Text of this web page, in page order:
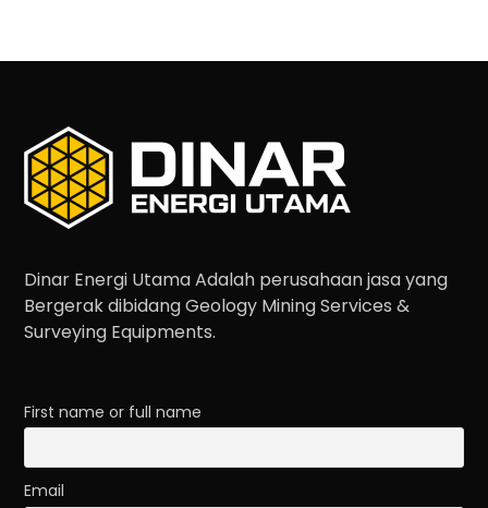
Dinar Energi Utama Adalah perusahaan jasa yang
Bergerak dibidang Geology Mining Services &
Surveying Equipments.
First name or full name
Email